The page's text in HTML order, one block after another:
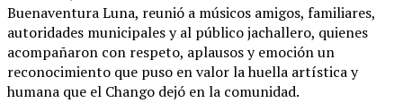
Buenaventura Luna, reunió a músicos amigos, familiares,
autoridades municipales y al público jachallero, quienes
acompañaron con respeto, aplausos y emoción un
reconocimiento que puso en valor la huella artística y
humana que el Chango dejó en la comunidad.